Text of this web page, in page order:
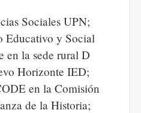
Sociales UPN;
Educativo y Social
en la sede rural D
Horizonte IED;
en la Comisión
de la Historia;